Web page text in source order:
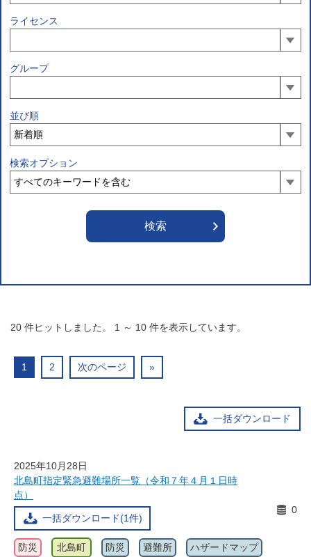
ライセンス
グループ
並び順
検索オプション
20 件ヒットしました。 1 ～ 10 件を表示しています。
1 2 次のページ »
一括ダウンロード
2025年10月28日
北島町指定緊急避難場所一覧（令和７年４月１日時
点）
一括ダウンロード(1件)
0
防災 北島町 防災 避難所 ハザードマップ